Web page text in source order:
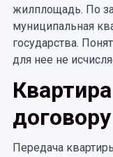
жилплощадь. По
муниципальная
государства.
для нее не
Передача